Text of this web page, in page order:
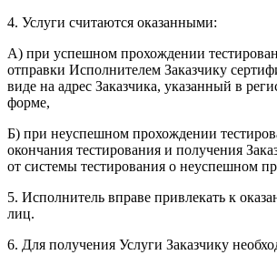
4. Услуги считаются оказанными:
А) при успешном прохождении
отправки Исполнителем Заказчику
виде на адрес Заказчика, указанный в
форме,
Б) при неуспешном прохождении
окончания тестирования и получения
от системы тестирования о неуспешном
5. Исполнитель вправе привлекать к
лиц.
6. Для получения Услуги Заказчику